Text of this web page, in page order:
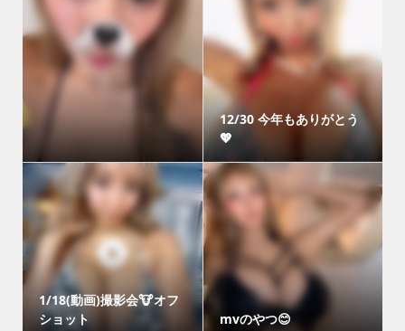
12/30 今年もありがとう
💖
1/18(動画)撮影会🐮オフ
ショット
mvのやつ😊